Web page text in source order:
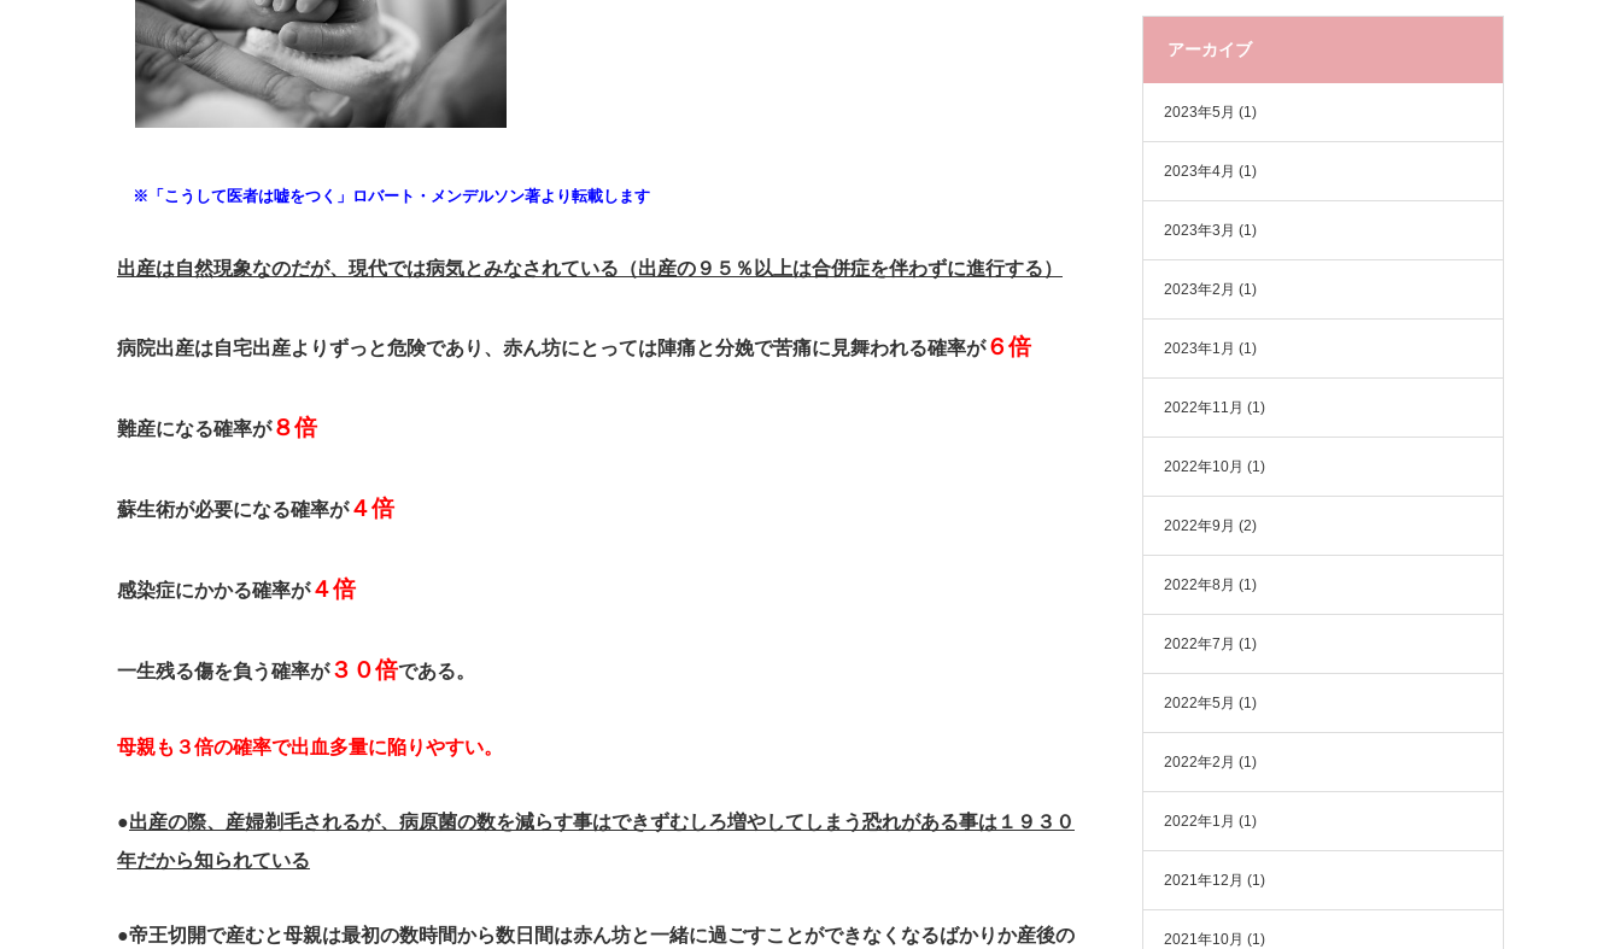
※「こうして医者は嘘をつく」ロバート・メンデルソン著より転載します
出産は自然現象なのだが、現代では病気とみなされている（出産の９５％以上は合併症を伴わずに進行する）
病院出産は自宅出産よりずっと危険であり、赤ん坊にとっては陣痛と分娩で苦痛に見舞われる確率が６倍
難産になる確率が８倍
蘇生術が必要になる確率が４倍
感染症にかかる確率が４倍
一生残る傷を負う確率が３０倍である。
母親も３倍の確率で出血多量に陥りやすい。
●出産の際、産婦剃毛されるが、病原菌の数を減らす事はできずむしろ増やしてしまう恐れがある事は１９３０
年だから知られている
●帝王切開で産むと母親は最初の数時間から数日間は赤ん坊と一緒に過ごすことができなくなるばかりか産後の
アーカイブ
2023年5月 (1)
2023年4月 (1)
2023年3月 (1)
2023年2月 (1)
2023年1月 (1)
2022年11月 (1)
2022年10月 (1)
2022年9月 (2)
2022年8月 (1)
2022年7月 (1)
2022年5月 (1)
2022年2月 (1)
2022年1月 (1)
2021年12月 (1)
2021年10月 (1)